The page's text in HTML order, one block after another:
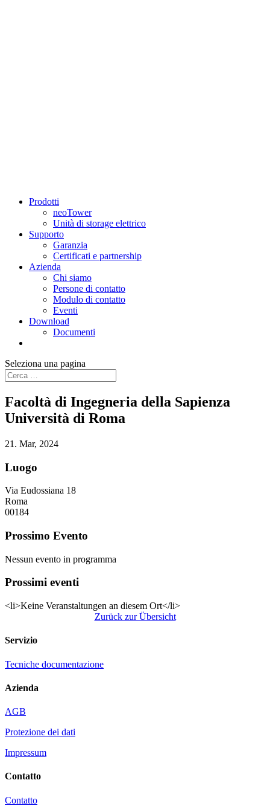
Prodotti
neoTower
Unità di storage elettrico
Supporto
Garanzia
Certificati e partnership
Azienda
Chi siamo
Persone di contatto
Modulo di contatto
Eventi
Download
Documenti
Seleziona una pagina
Facoltà di Ingegneria della Sapienza
Università di Roma
21. Mar, 2024
Luogo
Via Eudossiana 18
Roma
00184
Prossimo Evento
Nessun evento in programma
Prossimi eventi
<li>Keine Veranstaltungen an diesem Ort</li>
Zurück zur Übersicht
Servizio
Tecniche documentazione
Azienda
AGB
Protezione dei dati
Impressum
Contatto
Contatto